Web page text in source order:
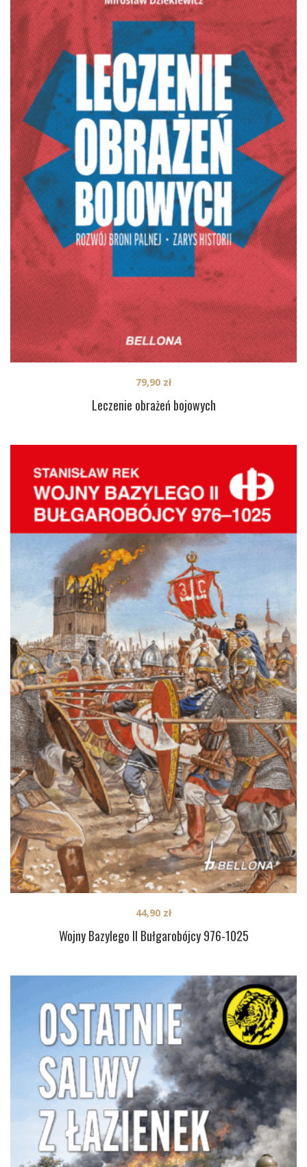
Leczenie obrażeń bojowych
79,90 zł
Wojny Bazylego II Bułgarobójcy 976-1025
44,90 zł